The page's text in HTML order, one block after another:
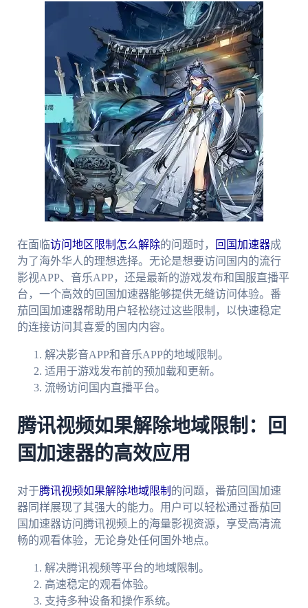
在面临访问地区限制怎么解除的问题时， 回国加速器成
为了海外华人的理想选择。无论是想要访问国内的流行
影视APP、音乐APP，还是最新的游戏发布和国服直播平
台，一个高效的回国加速器能够提供无缝访问体验。番
茄回国加速器帮助用户轻松绕过这些限制，以快速稳定
的连接访问其喜爱的国内内容。
解决影音APP和音乐APP的地域限制。
适用于游戏发布前的预加载和更新。
流畅访问国内直播平台。
腾讯视频如果解除地域限制：回
国加速器的高效应用
对于腾讯视频如果解除地域限制 的问题，番茄回国加速
器同样展现了其强大的能力。用户可以轻松通过番茄回
国加速器访问腾讯视频上的海量影视资源，享受高清流
畅的观看体验，无论身处任何国外地点。
解决腾讯视频等平台的地域限制。
高速稳定的观看体验。
支持多种设备和操作系统。